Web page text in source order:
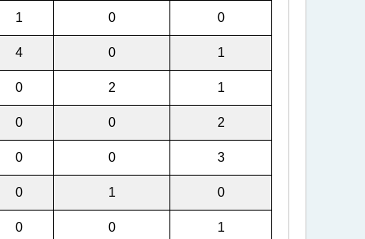
1 0 0
4 0 1
0 2 1
0 0 2
0 0 3
0 1 0
0 0 1